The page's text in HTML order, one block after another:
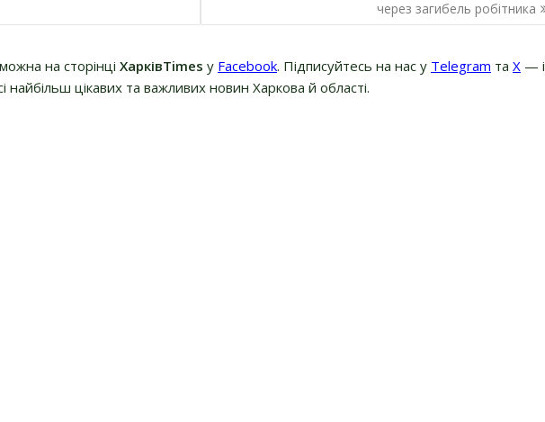
через загибель робітника
на сторінці ХарківTimes у Facebook. Підписуйтесь на нас у Telegram та Х — і
найбільш цікавих та важливих новин Харкова й області.